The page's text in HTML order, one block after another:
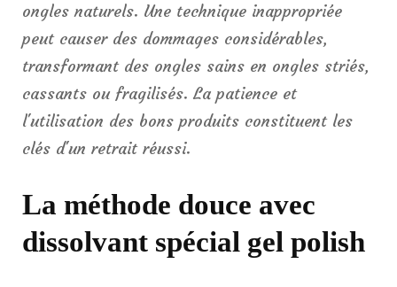
ongles naturels. Une technique inappropriée
peut causer des dommages considérables,
transformant des ongles sains en ongles striés,
cassants ou fragilisés. La patience et
l'utilisation des bons produits constituent les
clés d'un retrait réussi.
La méthode douce avec
dissolvant spécial gel polish